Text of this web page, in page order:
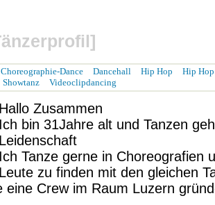
]
Choreographie-Dance Dancehall Hip Hop
Hip
Showtanz Videoclipdancing
Hallo Zusammen
Ich bin 31Jahre alt und Tanzen
Leidenschaft
Ich Tanze gerne in Choreografien
Leute zu finden mit den gleichen
eine Crew im Raum Luzern